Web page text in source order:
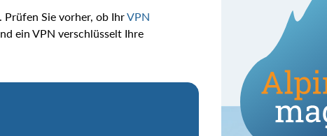
Sie vorher, ob IhrVPN
ein VPN verschlüsselt Ihre